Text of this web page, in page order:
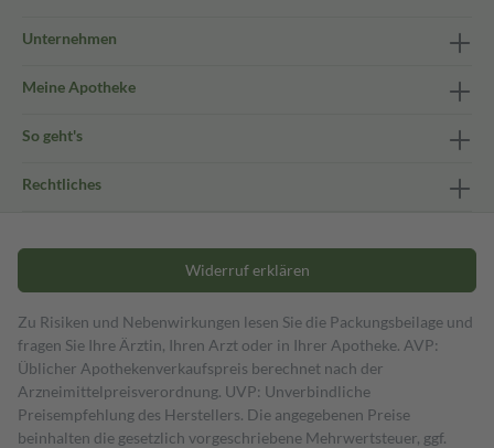
Unternehmen
Meine Apotheke
So geht's
Rechtliches
Widerruf erklären
Zu Risiken und Nebenwirkungen lesen Sie die Packungsbeilage und
fragen Sie Ihre Ärztin, Ihren Arzt oder in Ihrer Apotheke. AVP:
Üblicher Apothekenverkaufspreis berechnet nach der
Arzneimittelpreisverordnung. UVP: Unverbindliche
Preisempfehlung des Herstellers. Die angegebenen Preise
beinhalten die gesetzlich vorgeschriebene Mehrwertsteuer, ggf.